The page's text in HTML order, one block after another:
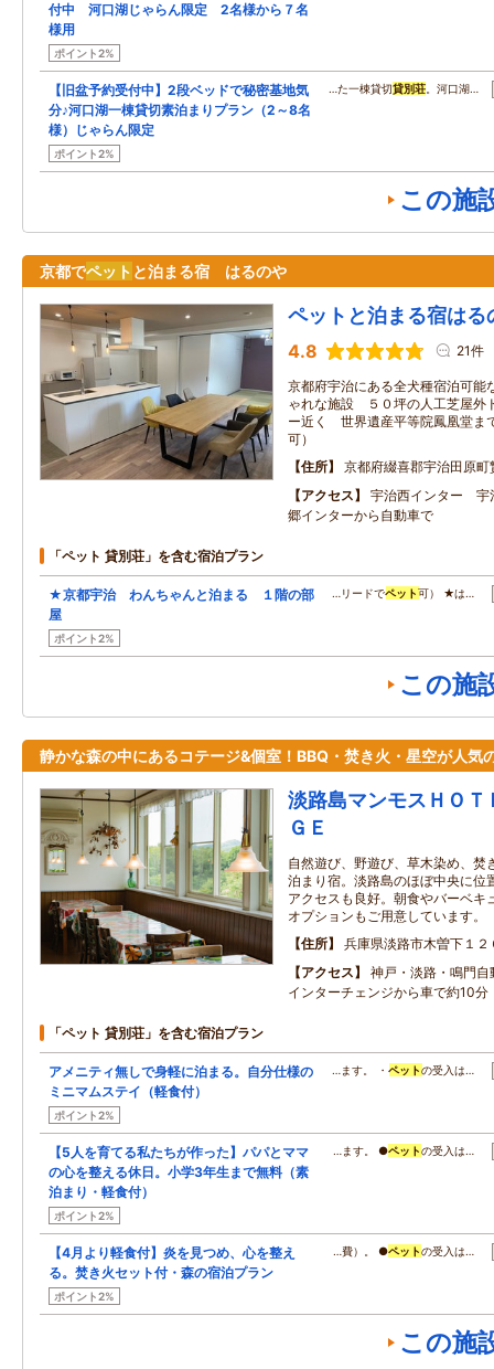
付中 河口湖じゃらん限定 2名様から７名
様用
ポイント2%
【旧盆予約受付中】2段ベッドで秘密基地気
分♪河口湖一棟貸切素泊まりプラン（2～8名
様）じゃらん限定
ポイント2%
…た一棟貸切貸別荘 。河口湖…
この施
京都でペット と泊まる宿 はるのや
ペットと泊まる宿はる
4.8 21件
京都府宇治にある全犬種宿泊可
ゃれな施設 ５０坪の人工芝屋
ー近く 世界遺産平等院鳳凰堂ま
可）
住所
京都府綴喜郡宇治田原
アクセス
宇治西インター
郷インターから自動車で
「ペット 貸別荘」を含む宿泊プラン
★京都宇治 わんちゃんと泊まる １階の部
屋
ポイント2%
…リードでペット可） ★は…
この施
静かな森の中にあるコテージ&個室！BBQ・焚き火・星空が人気
淡路島マンモスＨＯＴ
ＧＥ
自然遊び、野遊び、草木染め、焚
泊まり宿。淡路島のほぼ中央に位
アクセスも良好。朝食やバーベキ
オプションもご用意しています。
住所
兵庫県淡路市木曽下１２
アクセス
神戸・淡路・鳴門
インターチェンジから車で約10分
「ペット 貸別荘」を含む宿泊プラン
アメニティ無しで身軽に泊まる。自分仕様の
ミニマムステイ（軽食付）
ポイント2%
…ます。 ・ペットの受入は…
【5人を育てる私たちが作った】パパとママ
の心を整える休日。小学3年生まで無料（素
泊まり・軽食付）
ポイント2%
…ます。 ●ペットの受入は…
【4月より軽食付】炎を見つめ、心を整え
る。焚き火セット付・森の宿泊プラン
ポイント2%
…費）。 ●ペットの受入は…
この施